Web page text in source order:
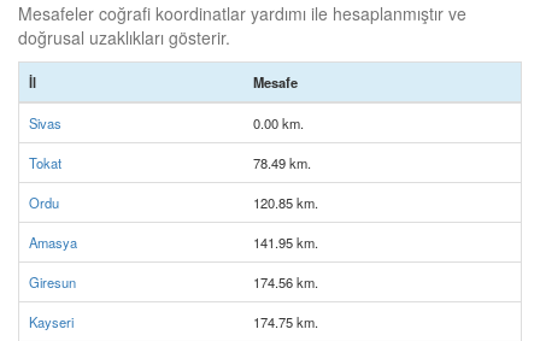
Mesafeler coğrafi koordinatlar yardımı ile hesaplanmıştır ve
doğrusal uzaklıkları gösterir.
İl Mesafe
Sivas 0.00 km.
Tokat 78.49 km.
Ordu 120.85 km.
Amasya 141.95 km.
Giresun 174.56 km.
Kayseri 174.75 km.